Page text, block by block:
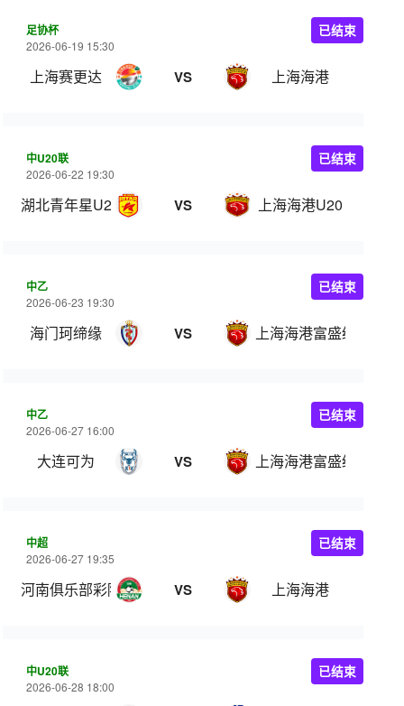
足协杯
2026-06-19 15:30
上海赛更达 VS 上海海港
已结束
中U20联
2026-06-22 19:30
湖北青年星U20 VS 上海海港U20
已结束
中乙
2026-06-23 19:30
海门珂缔缘 VS 上海海港富盛经开
已结束
中乙
2026-06-27 16:00
大连可为 VS 上海海港富盛经开
已结束
中超
2026-06-27 19:35
河南俱乐部彩陶坊 VS 上海海港
已结束
中U20联
2026-06-28 18:00
已结束